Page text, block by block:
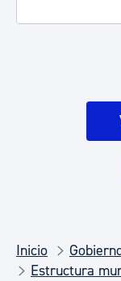
Inicio
Estructura